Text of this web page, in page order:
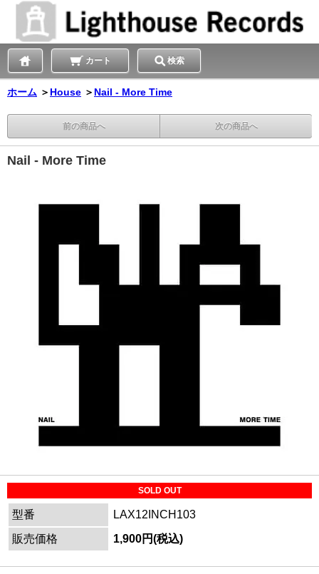
カート 検索
ホーム ＞ House ＞ Nail - More Time
前の商品へ 次の商品へ
Nail - More Time
SOLD OUT
型番
LAX12INCH103
販売価格
1,900円(税込)